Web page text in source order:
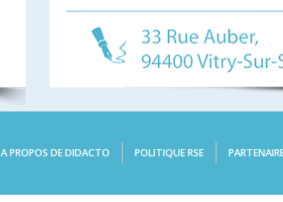
A PROPOS DE DIDACTO POLITIQUE RSE